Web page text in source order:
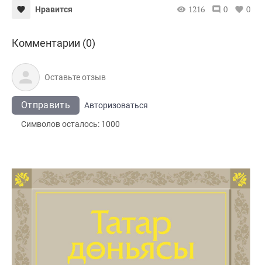
Нравится 1216 0 0
Комментарии (0)
Отправить
Авторизоваться
Символов осталось: 1000